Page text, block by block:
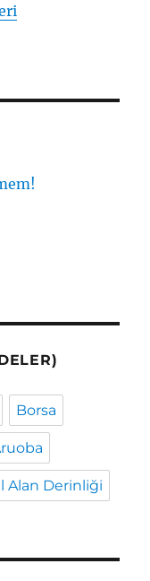
Borsa
Alan Derinliği